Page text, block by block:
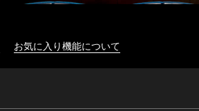
お気に入り機能について